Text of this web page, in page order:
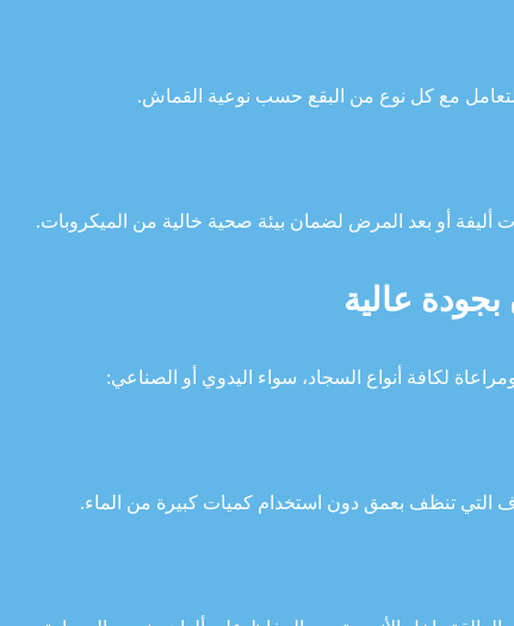
مع كل نوع من البقع حسب نوعية القماش.
أو بعد المرض لضمان بيئة صحية خالية من الميكروبات.
عالية
لكافة أنواع السجاد، سواء اليدوي أو الصناعي:
التي تنظف بعمق دون استخدام كميات كبيرة من الماء.